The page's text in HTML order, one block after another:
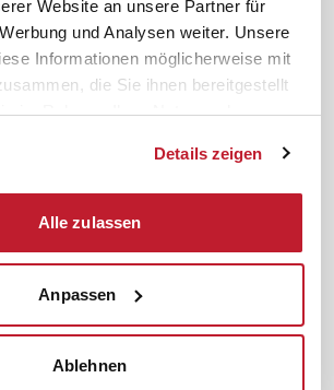
Website an unsere Partner für
und Analysen weiter. Unsere
Informationen möglicherweise mit
die Sie ihnen bereitgestellt
im Rahmen Ihrer Nutzung der
Details zeigen
Alle zulassen
Anpassen
Ablehnen
Sicherheit durch geprüfte
Qualität!
zur Fortbildung von
GmbH & Co. KG
© 2026
Cookiebot Impressum
AGB